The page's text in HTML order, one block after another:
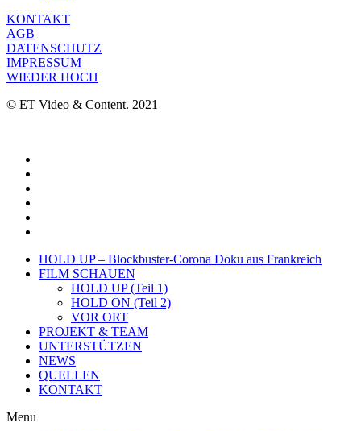
KONTAKT
AGB
DATENSCHUTZ
IMPRESSUM
WIEDER HOCH
© ET Video & Content. 2021
HOLD UP – Blockbuster-Corona Doku aus Frankreich
FILM SCHAUEN
HOLD UP (Teil 1)
HOLD ON (Teil 2)
VOR ORT
PROJEKT & TEAM
UNTERSTÜTZEN
NEWS
QUELLEN
KONTAKT
Menu